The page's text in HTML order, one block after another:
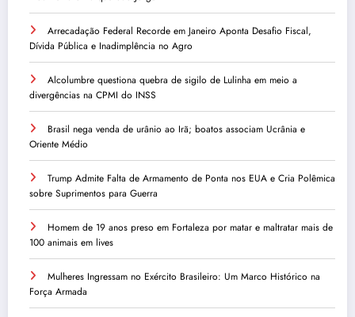
Arrecadação Federal Recorde em Janeiro Aponta Desafio Fiscal,
Dívida Pública e Inadimplência no Agro
Alcolumbre questiona quebra de sigilo de Lulinha em meio a
divergências na CPMI do INSS
Brasil nega venda de urânio ao Irã; boatos associam Ucrânia e
Oriente Médio
Trump Admite Falta de Armamento de Ponta nos EUA e Cria Polêmica
sobre Suprimentos para Guerra
Homem de 19 anos preso em Fortaleza por matar e maltratar mais de
100 animais em lives
Mulheres Ingressam no Exército Brasileiro: Um Marco Histórico na
Força Armada